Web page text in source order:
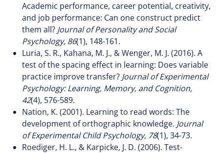
Academic performance, career potential, creativity,
and job performance: Can one construct predict
them all? Journal of Personality and Social
Psychology, 86(1), 148-161.
Luria, S. R., Kahana, M. J., & Wenger, M. J. (2016). A
test of the spacing effect in learning: Does variable
practice improve transfer? Journal of Experimental
Psychology: Learning, Memory, and Cognition,
42(4), 576-589.
Nation, K. (2001). Learning to read words: The
development of orthographic knowledge. Journal
of Experimental Child Psychology, 78(1), 34-73.
Roediger, H. L., & Karpicke, J. D. (2006). Test-